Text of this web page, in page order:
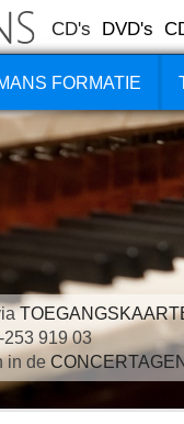
CD's DVD's
FORMATIE
253 919 03
in de